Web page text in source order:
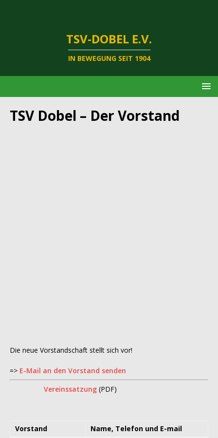
TSV-DOBEL E.V.
IN BEWEGUNG SEIT 1904
TSV Dobel – Der Vorstand
Die neue Vorstandschaft stellt sich vor!
=> E-Mail an den Vorstand senden
Vereinssatzung (PDF)
Vorstand
Name, Telefon und E-mail